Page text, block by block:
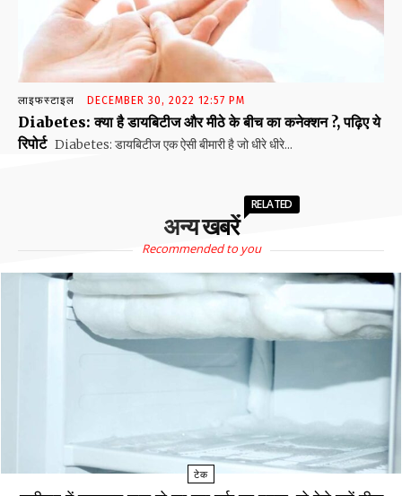
लाइफस्टाइल DECEMBER 30, 2022 12:57 PM
Diabetes: क्या है डायबिटीज और मीठे के बीच का कनेक्शन ?, पढ़िए ये
रिपोर्ट Diabetes: डायबिटीज एक ऐसी बीमारी है जो धीरे धीरे...
अन्य खबरें
RELATED
Recommended to you
टेक